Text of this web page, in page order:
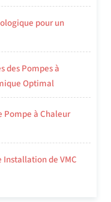
pour un
des Pompes à
Optimal
Pompe à Chaleur
de VMC